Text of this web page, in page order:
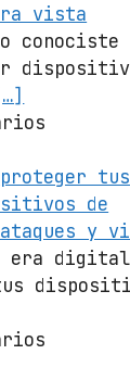
vista
proteger tus
de
y
era